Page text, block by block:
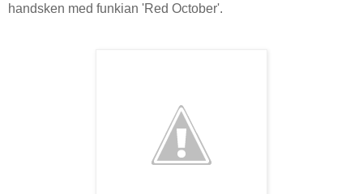
handsken med funkian 'Red October'.